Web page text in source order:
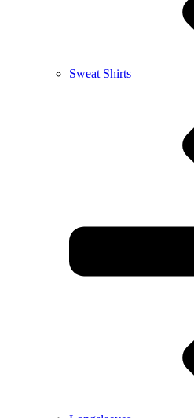
Sweat Shirts